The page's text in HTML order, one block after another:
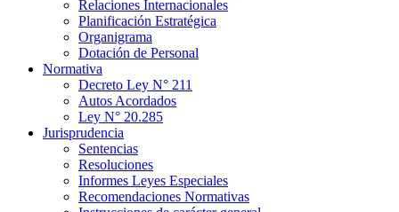
Relaciones Internacionales
Planificación Estratégica
Organigrama
Dotación de Personal
Normativa
Decreto Ley N° 211
Autos Acordados
Ley N° 20.285
Jurisprudencia
Sentencias
Resoluciones
Informes Leyes Especiales
Recomendaciones Normativas